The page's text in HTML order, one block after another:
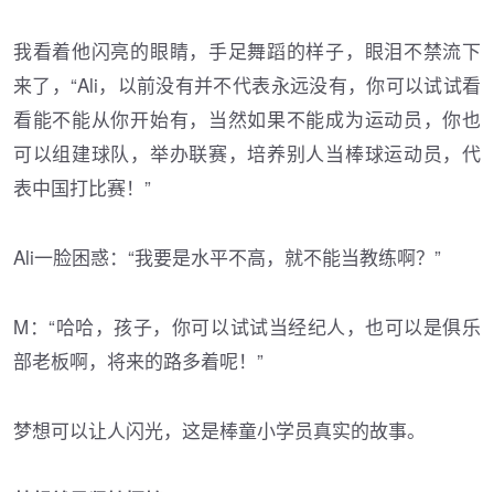
我看着他闪亮的眼睛，手足舞蹈的样子，眼泪不禁流下
来了，“Ali，以前没有并不代表永远没有，你可以试试看
看能不能从你开始有，当然如果不能成为运动员，你也
可以组建球队，举办联赛，培养别人当棒球运动员，代
表中国打比赛！”
Ali一脸困惑：“我要是水平不高，就不能当教练啊？”
M：“哈哈，孩子，你可以试试当经纪人，也可以是俱乐
部老板啊，将来的路多着呢！”
梦想可以让人闪光，这是棒童小学员真实的故事。